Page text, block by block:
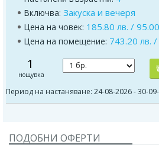
Включва: Закуска и вечеря
Цена на човек: 185.80 лв. /
Цена на помещение: 743.20 лв.
1
нощувка
Период на настаняване: 24-08-2026 - 30-
ПОДОБНИ ОФЕРТИ